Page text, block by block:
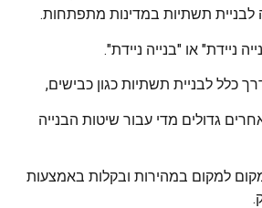
תשתיות במדינות מתפתחות.
ניידת" או "בנייה ניידת".
כלל לבניית תשתיות כגון כבישים,
גדולים מדי עבור שיטות הבנייה
למקום במהירות ובקלות באמצעות